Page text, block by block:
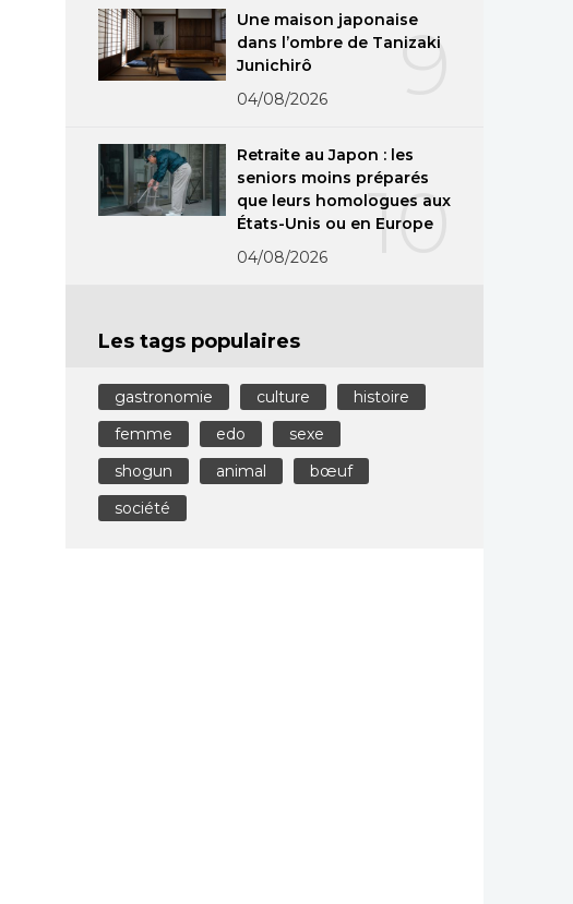
9
Une maison japonaise
dans l’ombre de Tanizaki
Junichirô
04/08/2026
10
Retraite au Japon : les
seniors moins préparés
que leurs homologues aux
États-Unis ou en Europe
04/08/2026
Les tags populaires
gastronomie culture
histoire
femme
edo
sexe
shogun
animal
bœuf
société